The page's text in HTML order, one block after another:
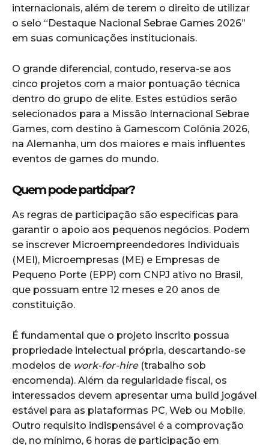
internacionais, além de terem o direito de utilizar
o selo “Destaque Nacional Sebrae Games 2026”
em suas comunicações institucionais.
O grande diferencial, contudo, reserva-se aos
cinco projetos com a maior pontuação técnica
dentro do grupo de elite. Estes estúdios serão
selecionados para a Missão Internacional Sebrae
Games, com destino à Gamescom Colônia 2026,
na Alemanha, um dos maiores e mais influentes
eventos de games do mundo.
Quem pode participar?
As regras de participação são específicas para
garantir o apoio aos pequenos negócios. Podem
se inscrever Microempreendedores Individuais
(MEI), Microempresas (ME) e Empresas de
Pequeno Porte (EPP) com CNPJ ativo no Brasil,
que possuam entre 12 meses e 20 anos de
constituição.
É fundamental que o projeto inscrito possua
propriedade intelectual própria, descartando-se
modelos de work-for-hire(trabalho sob
encomenda). Além da regularidade fiscal, os
interessados devem apresentar uma build jogável
estável para as plataformas PC, Web ou Mobile.
Outro requisito indispensável é a comprovação
de, no mínimo, 6 horas de participação em